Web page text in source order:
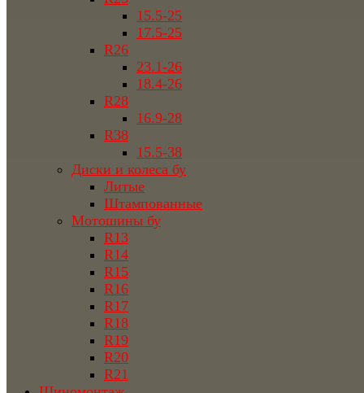
15.5-25
17.5-25
R26
23.1-26
18.4-26
R28
16.9-28
R38
15.5-38
Диски и колеса бу
Литые
Штампованные
Мотошины бу
R13
R14
R15
R16
R17
R18
R19
R20
R21